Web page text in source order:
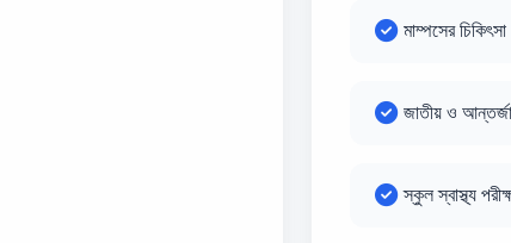
মাম্পসের চিকিৎসা
জাতীয় ও
স্কুল স্বাস্থ্য